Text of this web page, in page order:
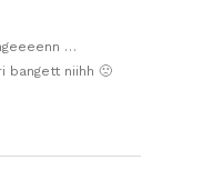
…
bangett niihh 🙁